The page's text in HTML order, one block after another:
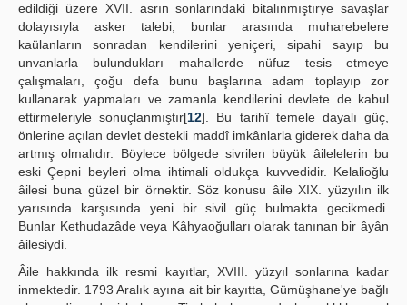
edildiği üzere XVII. asrın sonlarındaki bitalınmıştırye savaşlar
dolayısıyla asker talebi, bunlar arasında muharebelere
kaülanların sonradan kendilerini yeniçeri, sipahi sayıp bu
unvanlarla bulundukları mahallerde nüfuz tesis etmeye
çalışmaları, çoğu defa bunu başlarına adam toplayıp zor
kullanarak yapmaları ve zamanla kendilerini devlete de kabul
ettirmeleriyle sonuçlanmıştır[12]. Bu tarihî temele dayalı güç,
önlerine açılan devlet destekli maddî imkânlarla giderek daha da
artmış olmalıdır. Böylece bölgede sivrilen büyük âilelelerin bu
eski Çepni beyleri olma ihtimali oldukça kuvvedidir. Kelalioğlu
âilesi buna güzel bir örnektir. Söz konusu âile XIX. yüzyılın ilk
yarısında karşısında yeni bir sivil güç bulmakta gecikmedi.
Bunlar Kethudazâde veya Kâhyaoğulları olarak tanınan bir âyân
âilesiydi.
Âile hakkında ilk resmi kayıtlar, XVIII. yüzyıl sonlarına kadar
inmektedir. 1793 Aralık ayına ait bir kayıtta, Gümüşhane'ye bağlı